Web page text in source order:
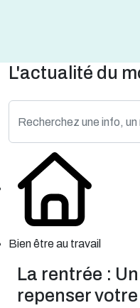
L'actualité du
Bien être au travail
La rentrée :
repenser